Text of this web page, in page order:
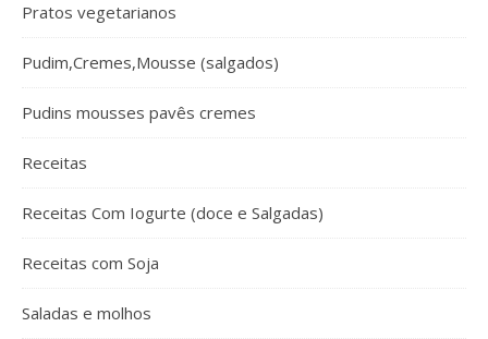
Pratos vegetarianos
Pudim,Cremes,Mousse (salgados)
Pudins mousses pavês cremes
Receitas
Receitas Com Iogurte (doce e Salgadas)
Receitas com Soja
Saladas e molhos